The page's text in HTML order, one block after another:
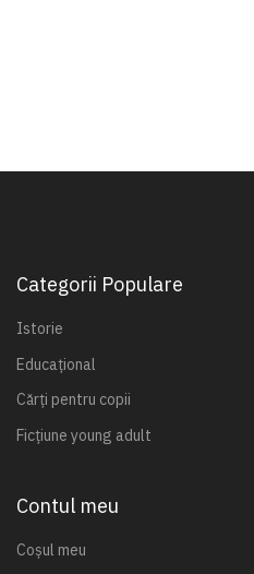
Categorii Populare
Istorie
Educațional
Cărți pentru copii
Ficțiune young adult
Contul meu
Coșul meu